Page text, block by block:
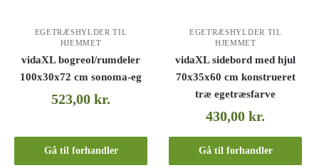
EGETRÆSHYLDER TIL
HJEMMET
vidaXL bogreol/rumdeler
100x30x72 cm sonoma-eg
523,00kr.
Gå til forhandler
EGETRÆSHYLDER TIL
HJEMMET
vidaXL sidebord med hjul
70x35x60 cm konstrueret
træ egetræsfarve
430,00kr.
Gå til forhandler